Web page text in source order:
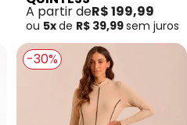
A partir deR$ 199,99
ou 5xde R$ 39,99sem juros
-30%